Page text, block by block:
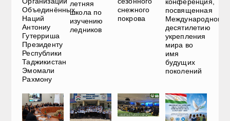
Объединённых
Наций
Антониу
Гутерриша
Президенту
Республики
Таджикистан
Эмомали
Рахмону
летняя
школа по
изучению
ледников
снежного
покрова
конференция,
посвященная
Международному
десятилетию
укрепления
мира во
имя
будущих
поколений